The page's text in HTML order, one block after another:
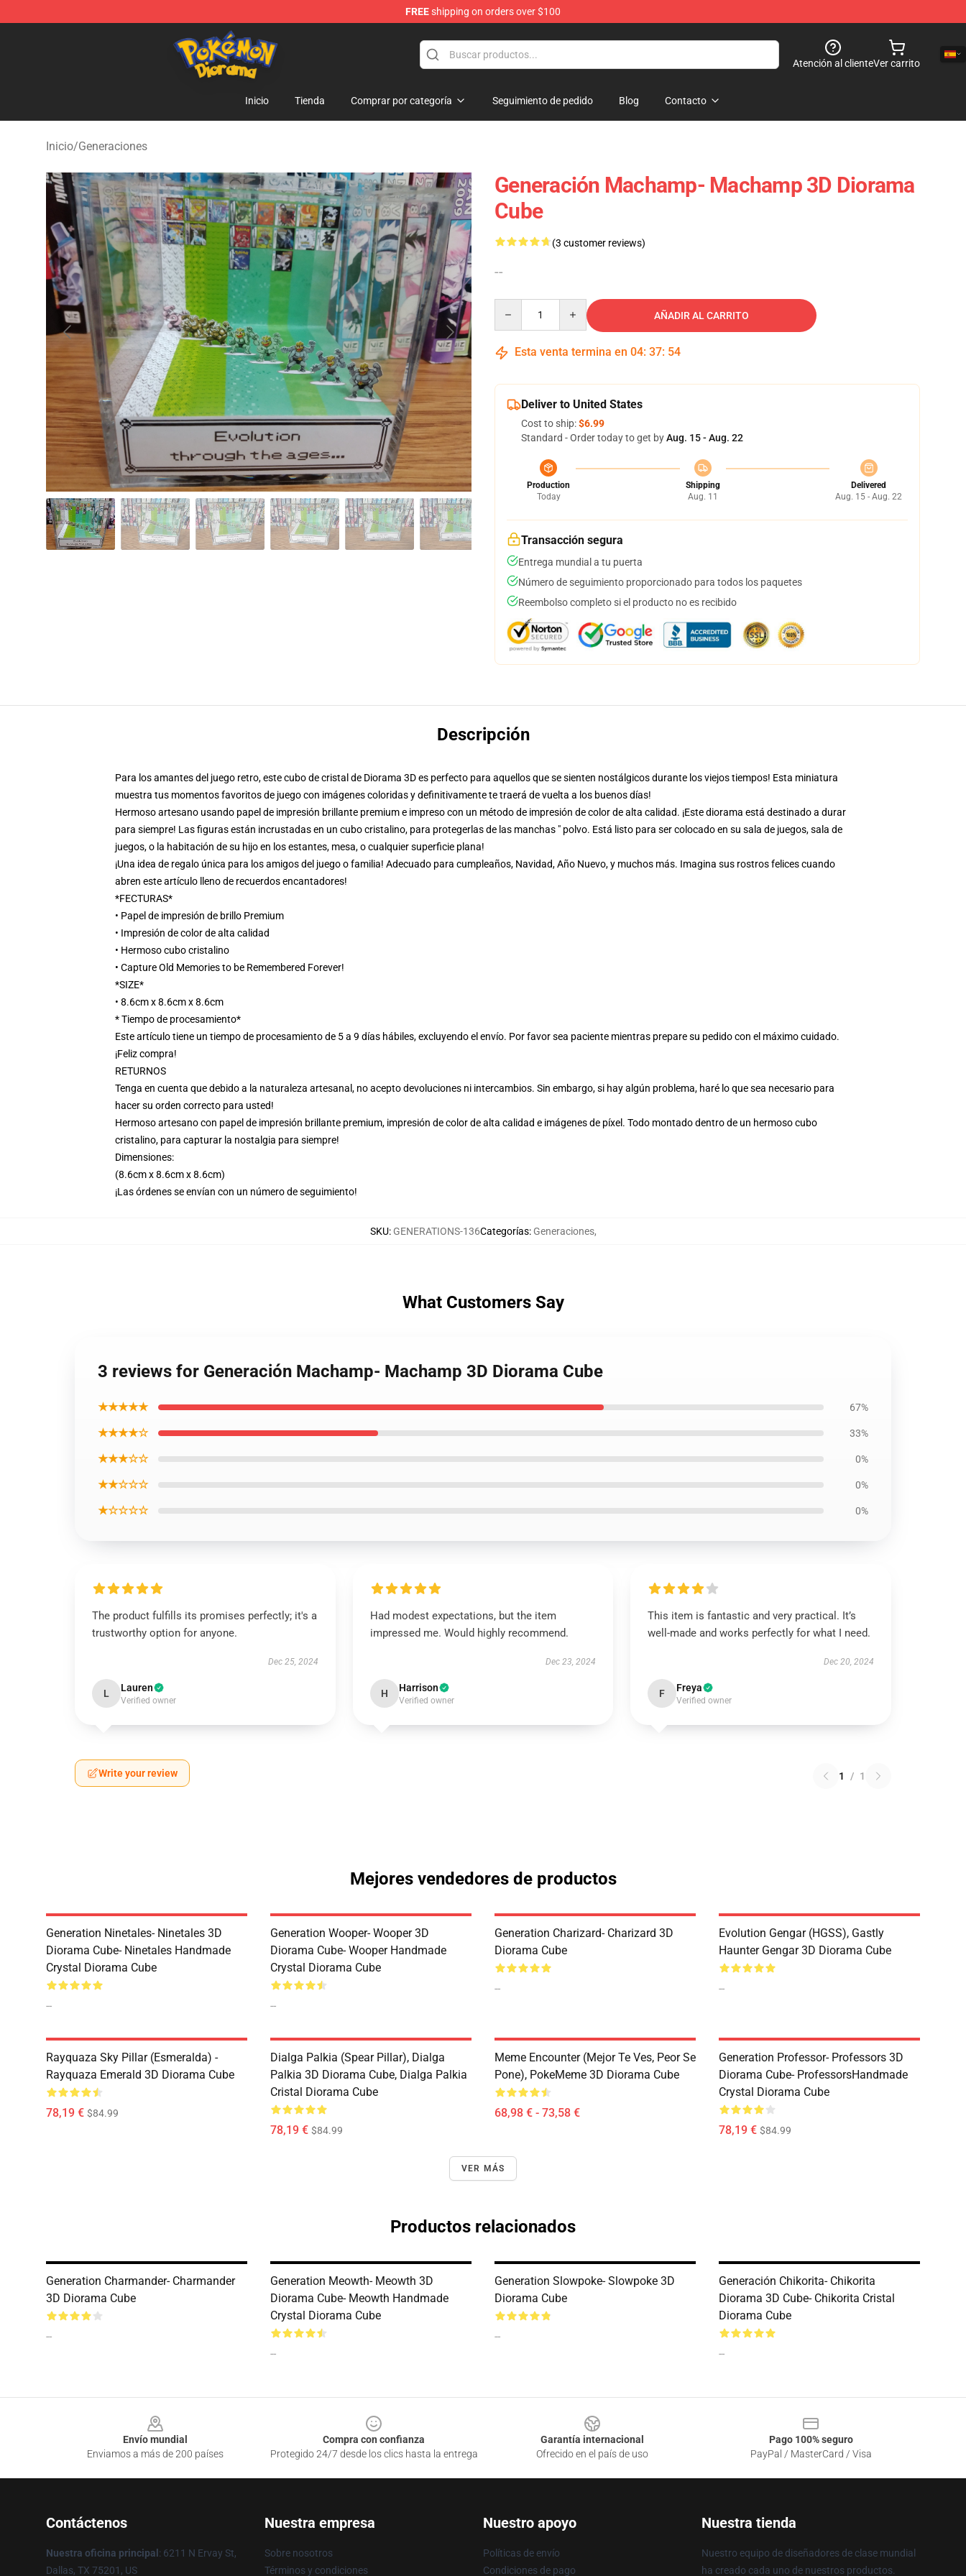
FREEshipping on orders over $100
Pokemon Diorama Shop - The Best Store of Pokemon Diorama
Atención al clienteVer carrito
Inicio Tienda Comprar por categoría Seguimiento de pedido Blog Contacto
Inicio/Generaciones
Generación Machamp- Machamp 3D Diorama
Cube
(3 customer reviews)
--
AÑADIR AL CARRITO
Esta venta termina en 04: 37: 53
Deliver to United States
Cost to ship:$6.99
Standard - Order today to get byAug. 15 - Aug. 22
Production
Today
Shipping
Aug. 11
Delivered
Aug. 15 - Aug. 22
Transacción segura
Entrega mundial a tu puerta
Número de seguimiento proporcionado para todos los paquetes
Reembolso completo si el producto no es recibido
Descripción
Para los amantes del juego retro, este cubo de cristal de Diorama 3D es perfecto para aquellos que se sienten nostálgicos durante los viejos tiempos! Esta miniatura
muestra tus momentos favoritos de juego con imágenes coloridas y definitivamente te traerá de vuelta a los buenos días!
Hermoso artesano usando papel de impresión brillante premium e impreso con un método de impresión de color de alta calidad. ¡Este diorama está destinado a durar
para siempre! Las figuras están incrustadas en un cubo cristalino, para protegerlas de las manchas " polvo. Está listo para ser colocado en su sala de juegos, sala de
juegos, o la habitación de su hijo en los estantes, mesa, o cualquier superficie plana!
¡Una idea de regalo única para los amigos del juego o familia! Adecuado para cumpleaños, Navidad, Año Nuevo, y muchos más. Imagina sus rostros felices cuando
abren este artículo lleno de recuerdos encantadores!
*FECTURAS*
• Papel de impresión de brillo Premium
• Impresión de color de alta calidad
• Hermoso cubo cristalino
• Capture Old Memories to be Remembered Forever!
*SIZE*
• 8.6cm x 8.6cm x 8.6cm
* Tiempo de procesamiento*
Este artículo tiene un tiempo de procesamiento de 5 a 9 días hábiles, excluyendo el envío. Por favor sea paciente mientras prepare su pedido con el máximo cuidado.
¡Feliz compra!
RETURNOS
Tenga en cuenta que debido a la naturaleza artesanal, no acepto devoluciones ni intercambios. Sin embargo, si hay algún problema, haré lo que sea necesario para
hacer su orden correcto para usted!
Hermoso artesano con papel de impresión brillante premium, impresión de color de alta calidad e imágenes de píxel. Todo montado dentro de un hermoso cubo
cristalino, para capturar la nostalgia para siempre!
Dimensiones:
(8.6cm x 8.6cm x 8.6cm)
¡Las órdenes se envían con un número de seguimiento!
SKU: GENERATIONS-136Categorías: Generaciones,
What Customers Say
3 reviews for Generación Machamp- Machamp 3D Diorama Cube
★★★★★ 67%
★★★★☆ 33%
★★★☆☆ 0%
★★☆☆☆ 0%
★☆☆☆☆ 0%
The product fulfills its promises perfectly; it's a
trustworthy option for anyone.
Dec 25, 2024
L Lauren
Verified owner
Had modest expectations, but the item
impressed me. Would highly recommend.
Dec 23, 2024
H Harrison
Verified owner
This item is fantastic and very practical. It’s
well-made and works perfectly for what I need.
Dec 20, 2024
F Freya
Verified owner
Write your review 1 / 1
Mejores vendedores de productos
Generation Ninetales- Ninetales 3D
Diorama Cube- Ninetales Handmade
Crystal Diorama Cube
--
Generation Wooper- Wooper 3D
Diorama Cube- Wooper Handmade
Crystal Diorama Cube
--
Generation Charizard- Charizard 3D
Diorama Cube
--
Evolution Gengar (HGSS), Gastly
Haunter Gengar 3D Diorama Cube
--
Rayquaza Sky Pillar (Esmeralda) -
Rayquaza Emerald 3D Diorama Cube
78,19 € $84.99
Dialga Palkia (Spear Pillar), Dialga
Palkia 3D Diorama Cube, Dialga Palkia
Cristal Diorama Cube
78,19 € $84.99
Meme Encounter (Mejor Te Ves, Peor Se
Pone), PokeMeme 3D Diorama Cube
68,98 € - 73,58 €
Generation Professor- Professors 3D
Diorama Cube- ProfessorsHandmade
Crystal Diorama Cube
78,19 € $84.99
VER MÁS
Productos relacionados
Generation Charmander- Charmander
3D Diorama Cube
--
Generation Meowth- Meowth 3D
Diorama Cube- Meowth Handmade
Crystal Diorama Cube
--
Generation Slowpoke- Slowpoke 3D
Diorama Cube
--
Generación Chikorita- Chikorita
Diorama 3D Cube- Chikorita Cristal
Diorama Cube
--
Envío mundial
Enviamos a más de 200 países
Compra con confianza
Protegido 24/7 desde los clics hasta la entrega
Garantía internacional
Ofrecido en el país de uso
Pago 100% seguro
PayPal / MasterCard / Visa
Contáctenos
Nuestra oficina principal : 6211 N Ervay St,
Dallas, TX 75201, US
Nuestra empresa
Sobre nosotros
Términos y condiciones
Nuestro apoyo
Políticas de envío
Condiciones de pago
Nuestra tienda
Nuestro equipo de diseñadores de clase mundial
ha creado cada uno de nuestros productos.